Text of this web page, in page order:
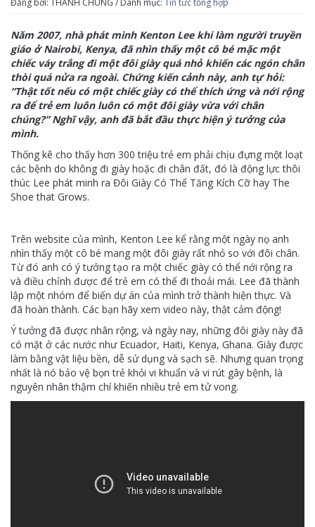
Đăng bởi: THÀNH CHUNG / Danh mục: Tin tức tổng hợp
Năm 2007, nhà phát minh Kenton Lee khi làm người truyền
giáo ở Nairobi, Kenya, đã nhìn thấy một cô bé mặc một
chiếc váy trắng đi một đôi giày quá nhỏ khiến các ngón chân
thòi quá nửa ra ngoài. Chứng kiến ​​cảnh này, anh tự hỏi:
“Thật tốt nếu có một chiếc giày có thể thích ứng và nới rộng
ra để trẻ em luôn luôn có một đôi giày vừa với chân
chúng?” Nghĩ vậy, anh đã bắt đầu thực hiện ý tưởng của
mình.
Thống kê cho thấy hơn 300 triệu trẻ em phải chịu đựng một loạt
các bệnh do không đi giày hoặc đi chân đất, đó là động lực thôi
thúc Lee phát minh ra Đôi Giày Có Thể Tăng Kích Cỡ hay The
Shoe that Grows.
Trên website của mình, Kenton Lee kể rằng một ngày nọ anh
nhìn thấy một cô bé mang một đôi giày rất nhỏ so với đôi chân.
Từ đó anh có ý tưởng tạo ra một chiếc giày có thể nới rộng ra
và điều chỉnh được để trẻ em có thể đi thoải mái. Lee đã thành
lập một nhóm để biến dự án của mình trở thành hiện thực. Và
đã hoàn thành. Các bạn hãy xem video này, thật cảm động!
Ý tưởng đã được nhân rộng, và ngày nay, những đôi giày này đã
có mặt ở các nước như Ecuador, Haiti, Kenya, Ghana. Giày được
làm bằng vật liệu bền, dễ sử dụng và sạch sẽ. Nhưng quan trọng
nhất là nó bảo vệ bọn trẻ khỏi vi khuẩn và vi rút gây bệnh, là
nguyên nhân thậm chí khiến nhiều trẻ em tử vong.